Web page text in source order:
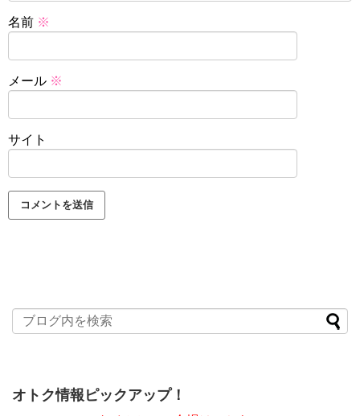
名前 ※
メール ※
サイト
オトク情報ピックアップ！